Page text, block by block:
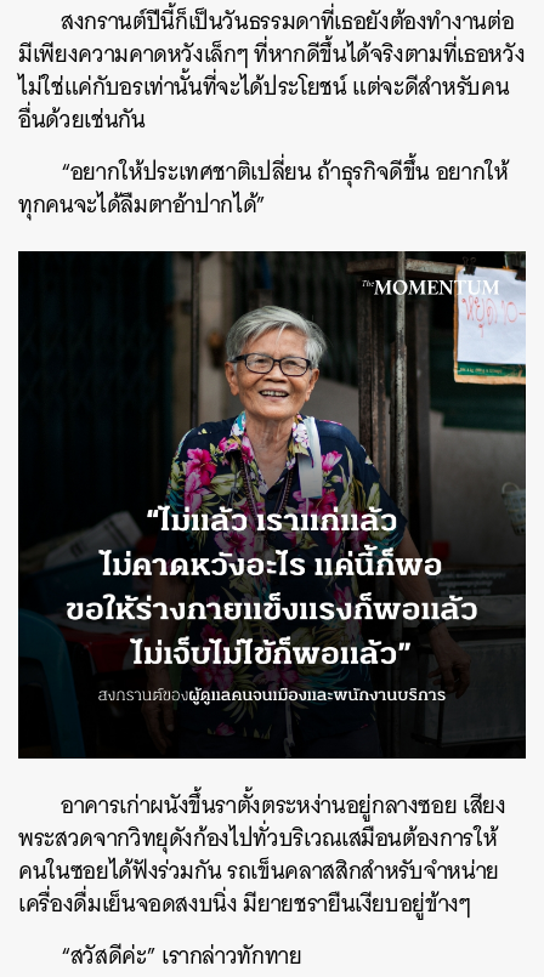
สงกรานต์ปีนี้ก็เป็นวันธรรมดาที่เธอยังต้องทำงานต่อ
มีเพียงความคาดหวังเล็กๆ ที่หากดีขึ้นได้จริงตามที่เธอหวัง
ไม่ใช่แค่กับอรเท่านั้นที่จะได้ประโยชน์ แต่จะดีสำหรับคน
อื่นด้วยเช่นกัน
“อยากให้ประเทศชาติเปลี่ยน ถ้าธุรกิจดีขึ้น อยากให้
ทุกคนจะได้ลืมตาอ้าปากได้”
อาคารเก่าผนังขึ้นราตั้งตระหง่านอยู่กลางซอย เสียง
พระสวดจากวิทยุดังก้องไปทั่วบริเวณเสมือนต้องการให้
คนในซอยได้ฟังร่วมกัน รถเข็นคลาสสิกสำหรับจำหน่าย
เครื่องดื่มเย็นจอดสงบนิ่ง มียายชรายืนเงียบอยู่ข้างๆ
“สวัสดีค่ะ” เรากล่าวทักทาย